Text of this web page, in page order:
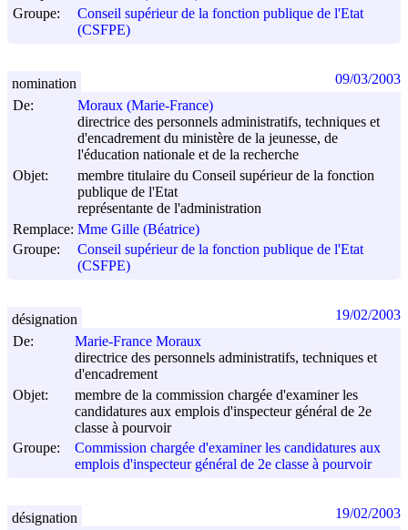
Groupe:
Conseil supérieur de la fonction publique de l'Etat
(CSFPE)
De:
Moraux (Marie-France)
directrice des personnels administratifs, techniques et
d'encadrement du ministère de la jeunesse, de
l'éducation nationale et de la recherche
Objet:
membre titulaire du Conseil supérieur de la fonction
publique de l'Etat
représentante de l'administration
Remplace: Mme Gille (Béatrice)
Groupe:
Conseil supérieur de la fonction publique de l'Etat
(CSFPE)
nomination 09/03/2003
De:
Marie-France Moraux
directrice des personnels administratifs, techniques et
d'encadrement
Objet:
membre de la commission chargée d'examiner les
candidatures aux emplois d'inspecteur général de 2e
classe à pourvoir
Groupe:
Commission chargée d'examiner les candidatures aux
emplois d'inspecteur général de 2e classe à pourvoir
désignation 19/02/2003
désignation 19/02/2003